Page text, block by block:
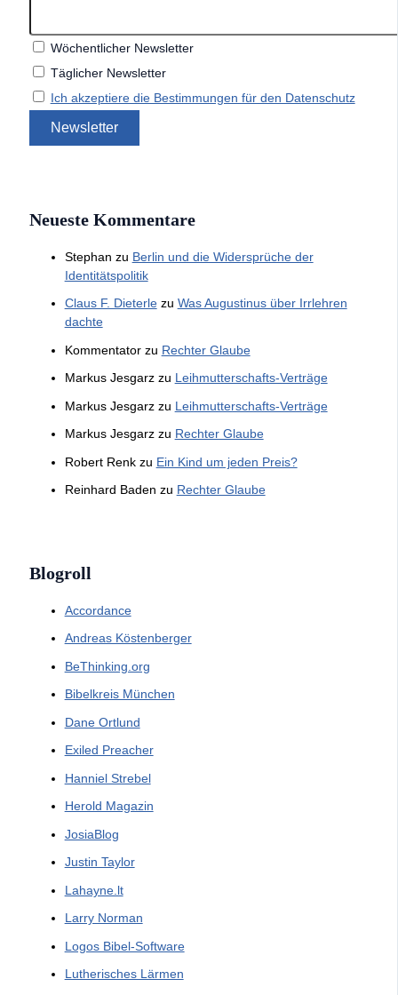
Wöchentlicher Newsletter
Täglicher Newsletter
Ich akzeptiere die Bestimmungen für den Datenschutz
Neueste Kommentare
Stephan zu Berlin und die Widersprüche der
Identitätspolitik
Claus F. Dieterlezu Was Augustinus über Irrlehren
dachte
Kommentatorzu Rechter Glaube
Markus Jesgarzzu Leihmutterschafts-Verträge
Markus Jesgarzzu Leihmutterschafts-Verträge
Markus Jesgarzzu Rechter Glaube
Robert Renkzu Ein Kind um jeden Preis?
Reinhard Baden zu Rechter Glaube
Blogroll
Accordance
Andreas Köstenberger
BeThinking.org
Bibelkreis München
Dane Ortlund
Exiled Preacher
Hanniel Strebel
Herold Magazin
JosiaBlog
Justin Taylor
Lahayne.lt
Larry Norman
Logos Bibel-Software
Lutherisches Lärmen